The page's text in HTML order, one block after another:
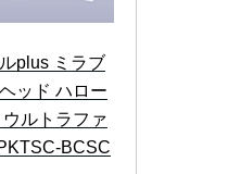
plus ミラブ
ッド ハロー
ルトラファ
BCSC